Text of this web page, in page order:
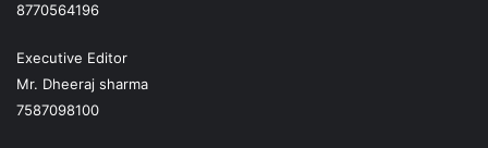
8770564196
Executive Editor
Mr. Dheeraj sharma
7587098100